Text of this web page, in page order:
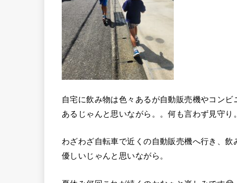
自宅に飲み物は色々あるが自動販売機やコン
あるじゃんと思いながら。。何も言わず見守り。
わざわざ自転車で近くの自動販売機へ行き、飲
優しいじゃんと思いながら。